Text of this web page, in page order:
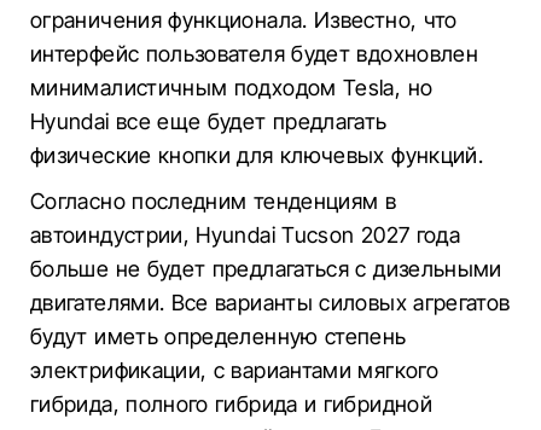
ограничения функционала. Известно, что
интерфейс пользователя будет вдохновлен
минималистичным подходом Tesla, но
Hyundai все еще будет предлагать
физические кнопки для ключевых функций.
Согласно последним тенденциям в
автоиндустрии, Hyundai Tucson 2027 года
больше не будет предлагаться с дизельными
двигателями. Все варианты силовых агрегатов
будут иметь определенную степень
электрификации, с вариантами мягкого
гибрида, полного гибрида и гибридной